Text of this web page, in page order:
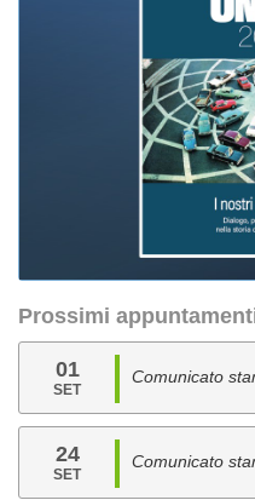
Prossimi
01
SET
Comunicato
24
SET
Comunicato